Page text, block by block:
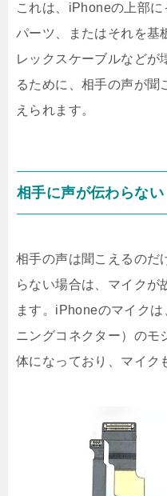
これは、iPhoneの上部
パーツ、またはそれを基
レックスケーブルなどが
るために、相手の声が聞
えられます。
相手に声が伝わらない
相手の声は聞こえるのだ
らない場合は、マイクが
ます。iPhoneのマイク
ニングコネクター）のモ
体になっており、マイク